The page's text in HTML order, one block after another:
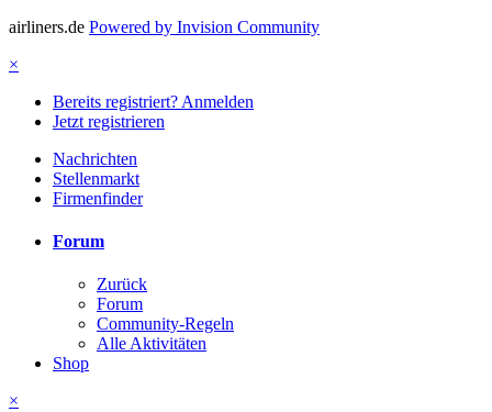
airliners.de Powered by Invision Community
×
Bereits registriert? Anmelden
Jetzt registrieren
Nachrichten
Stellenmarkt
Firmenfinder
Forum
Zurück
Forum
Community-Regeln
Alle Aktivitäten
Shop
×